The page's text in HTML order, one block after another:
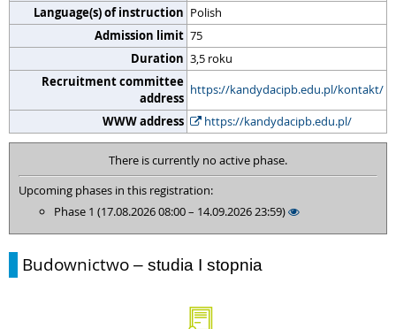
Language(s) of instruction Polish
Admission limit 75
Duration 3,5 roku
Recruitment committee
address
https://kandydacipb.edu.pl/kontakt/
WWW address
https://kandydacipb.edu.pl/
There is currently no active phase.
Upcoming phases in this registration:
Phase 1 (17.08.2026 08:00 – 14.09.2026 23:59)
Budownictwo – studia I stopnia